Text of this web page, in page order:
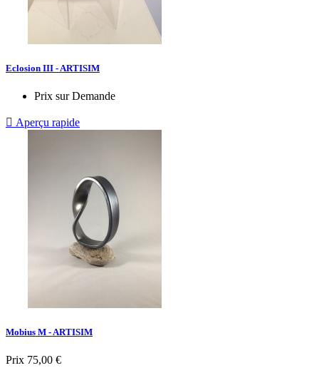
Eclosion III - ARTISIM
Prix sur Demande
 Aperçu rapide
Mobius M - ARTISIM
Prix 75,00 €